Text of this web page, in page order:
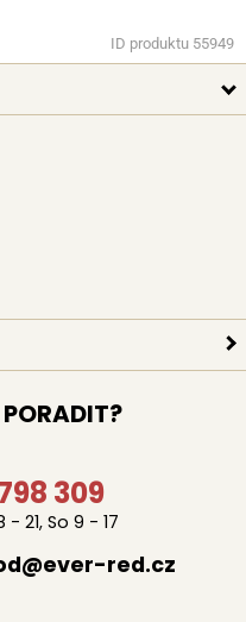
ID produktu 55949
PORADIT?
309
21, So 9 - 17
red.cz